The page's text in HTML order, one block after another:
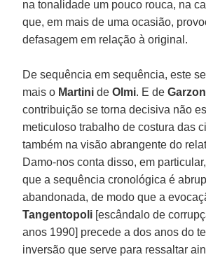
na tonalidade um pouco rouca, na
que, em mais de uma ocasião,
defasagem em relação à original.
De sequência em sequência, este
mais o Martini deOlmi. E de
contribuição se torna decisiva não
meticuloso trabalho de costura das
também na visão abrangente do
Damo-nos conta disso, em
que a sequência cronológica é
abandonada, de modo que a
Tangentopoli [escândalo de
anos 1990] precede a dos anos do
inversão que serve para ressaltar